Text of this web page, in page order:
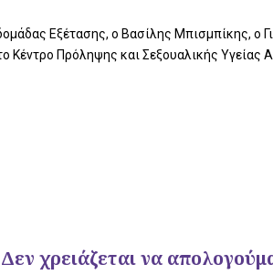
Εξέτασης, ο Βασίλης Μπισμπίκης, ο
Κέντρο Πρόληψης και Σεξουαλικής Υγείας
χρειάζεται να